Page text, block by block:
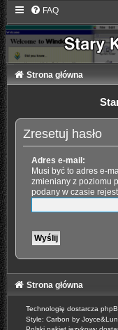
FAQ
Strona główna
Zresetuj hasło
Adres e-mail:
Musi być to adres e-
zmieniany z poziomu
podany w czasie
Strona główna
Technologię dostarcza
Style: Carbon by